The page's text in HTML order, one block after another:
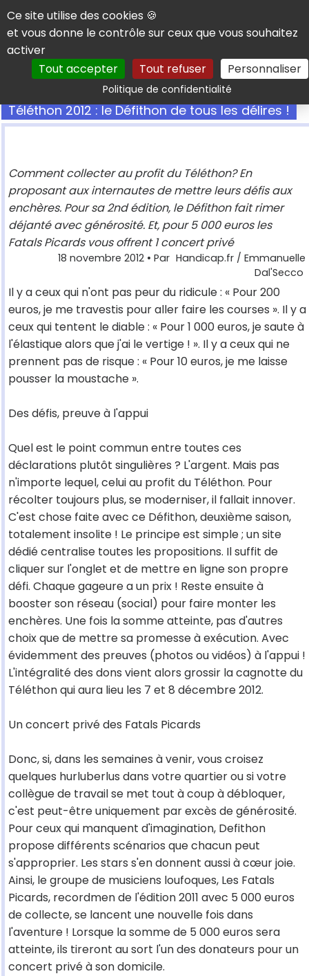
Panneau de gestion des cookies
Ce site utilise des cookies 🍪
et vous donne le contrôle sur ceux que vous souhaitez
activer
Tout accepter
Tout refuser Personnaliser
Politique de confidentialitéRechercher
Téléthon 2012 : le Défithon de tous les délires !
Comment collecter au profit du Téléthon? En
proposant aux internautes de mettre leurs défis aux
enchères. Pour sa 2nd édition, le Défithon fait rimer
déjanté avec générosité. Et, pour 5 000 euros les
Fatals Picards vous offrent 1 concert privé
18 novembre 2012• Par Handicap.fr / Emmanuelle
Dal'Secco
Il y a ceux qui n'ont pas peur du ridicule : « Pour 200
euros, je me travestis pour aller faire les courses ». Il y a
ceux qui tentent le diable : « Pour 1 000 euros, je saute à
l'élastique alors que j'ai le vertige ! ». Il y a ceux qui ne
prennent pas de risque : « Pour 10 euros, je me laisse
pousser la moustache ».
Des défis, preuve à l'appui
Quel est le point commun entre toutes ces
déclarations plutôt singulières ? L'argent. Mais pas
n'importe lequel, celui au profit du Téléthon. Pour
récolter toujours plus, se moderniser, il fallait innover.
C'est chose faite avec ce Défithon, deuxième saison,
totalement insolite ! Le principe est simple ; un site
dédié centralise toutes les propositions. Il suffit de
cliquer sur l'onglet et de mettre en ligne son propre
défi. Chaque gageure a un prix ! Reste ensuite à
booster son réseau (social) pour faire monter les
enchères. Une fois la somme atteinte, pas d'autres
choix que de mettre sa promesse à exécution. Avec
évidemment des preuves (photos ou vidéos) à l'appui !
L'intégralité des dons vient alors grossir la cagnotte du
Téléthon qui aura lieu les 7 et 8 décembre 2012.
Un concert privé des Fatals Picards
Donc, si, dans les semaines à venir, vous croisez
quelques hurluberlus dans votre quartier ou si votre
collègue de travail se met tout à coup à débloquer,
c'est peut-être uniquement par excès de générosité.
Pour ceux qui manquent d'imagination, Defithon
propose différents scénarios que chacun peut
s'approprier. Les stars s'en donnent aussi à cœur joie.
Ainsi, le groupe de musiciens loufoques, Les Fatals
Picards, recordmen de l'édition 2011 avec 5 000 euros
de collecte, se lancent une nouvelle fois dans
l'aventure ! Lorsque la somme de 5 000 euros sera
atteinte, ils tireront au sort l'un des donateurs pour un
concert privé à son domicile.